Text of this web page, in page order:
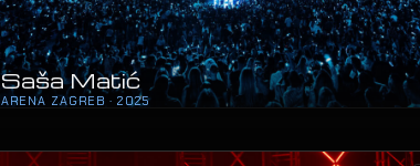
Saša Matić
ARENA ZAGREB · 2025